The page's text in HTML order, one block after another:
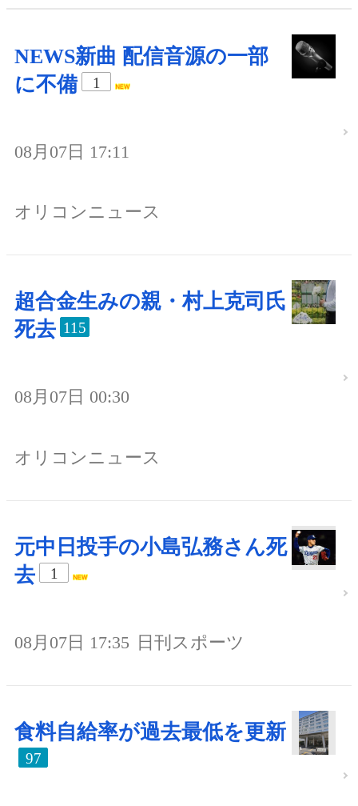
NEWS新曲 配信音源の一部
に不備
1
08月07日 17:11
オリコンニュース
超合金生みの親・村上克司氏
死去 115
08月07日 00:30
オリコンニュース
元中日投手の小島弘務さん死
去
1
08月07日 17:35 日刊スポーツ
食料自給率が過去最低を更新
97